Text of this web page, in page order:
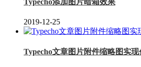
2019-12-25
Typecho文章图片附件缩略图实现